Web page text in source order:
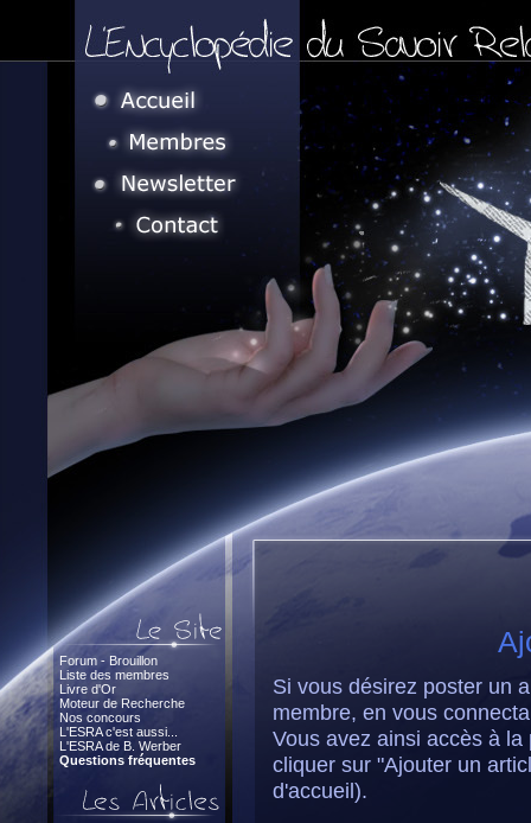
Forum - Brouillon
Liste des membres
Livre d'Or
Moteur de Recherche
Nos concours
L'ESRA c'est aussi...
L'ESRA de B. Werber
Questions fréquentes
Si vous désirez poster un
membre, en vous
Vous avez ainsi accès à
cliquer sur "Ajouter un
d'accueil).